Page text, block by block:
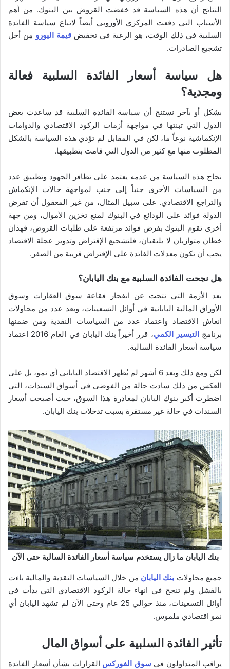
النتائج أن هذه السياسة قد خفضت القروض بين البنوك. من أهم
الأسباب التي دفعت المركزي الأوروبي أيضاً لاتباع سياسة الفائدة
السلبية في ذلك الوقت، هو الرغبة في تخفيض قيمة اليورو من أجل
تشجيع الصادرات.
هل سياسة أسعار الفائدة السلبية فعالة
ومجدية؟
بشكل أو بآخر نستنج أن سياسة الفائدة السلبية قد ساعدت بعض
الدول التي تبنتها في مواجهة أزمات الركود الاقتصادي والدوامات
الإنكماشية نوعاً ما، لكن في المقابل لم تؤدي هذه السياسة بالشكل
المطلوب منها مع كثير من الدول التي قامت بتطبيقها.
نجاح هذه السياسة من عدمه يعتمد على تظافر الجهود وتطبيق عدد
من السياسات الأخرى جنباً إلى جنب لمواجهة حالات الإنكماش
والتراجع الاقتصادي. على سبيل المثال، من غير المعقول أن تفرض
الدولة فوائد على الودائع في البنوك لمنع تخزين الأموال، ومن جهة
أخرى تقوم البنوك بفرض فوائد مرتفعة على طلبات القروض، فهذان
خطان متوازيان لا يلتقيان، فلتشجيع الإقتراض وتدوير عجلة الاقتصاد
يجب أن تكون معدلات الفائدة على الإقتراض قريبة من الصفر.
هل نجحت الفائدة السلبية مع بنك اليابان؟
بعد الأزمة التي نتجت عن انفجار فقاعة سوق العقارات وسوق
الأوراق المالية اليابانية في أوائل التسعينات، وبعد عدد من محاولات
انعاش الاقتصاد واعتماد عدد من السياسات النقدية ومن ضمنها
برنامجالتيسير الكمي
، قرر أخيراً بنك اليابان في العام 2016 اعتماد
سياسة أسعار الفائدة السالبة.
لكن ومع ذلك وبعد 6 أشهر لم يُظهر الاقتصاد الياباني أي نمو، بل على
العكس من ذلك سادت حالة من الفوضى في أسواق السندات، التي
اضطرت أكبر بنوك اليابان لمغادرة هذا السوق، حيث أصبحت أسعار
السندات في حالة غير مستقرة بسبب تدخلات بنك اليابان.
بنك اليابان ما زال يستخدم سياسة أسعار الفائدة السالبة حتى الآن
جميع محاولات بنك اليابان من خلال السياسات النقدية والمالية باءت
بالفشل ولم تنجح في انهاء حالة الركود الاقتصادي التي بدأت في
أوائل التسعينات، منذ حوالي 25 عام وحتى الآن لم تشهد اليابان أي
نمو اقتصادي ملموس.
تأثير الفائدة السلبية على أسواق المال
يراقب المتداولون في سوق الفوركس القرارات بشأن أسعار الفائدة